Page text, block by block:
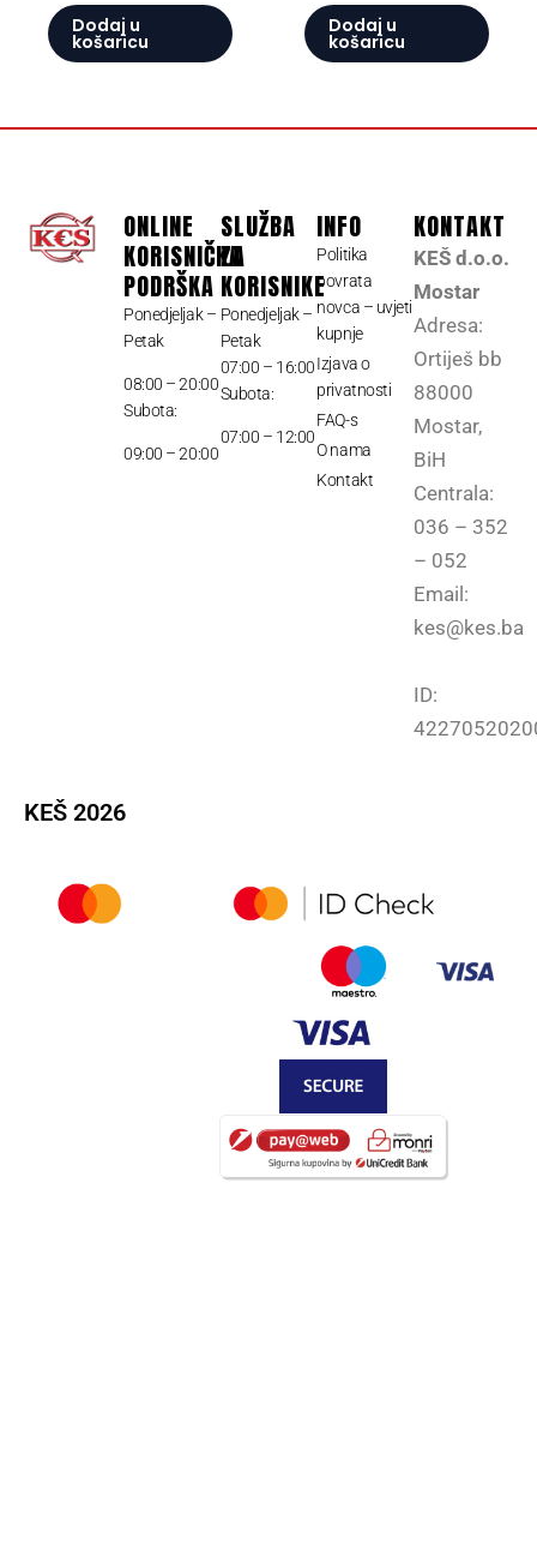
Dodaj u
košaricu
Dodaj u
košaricu
ONLINE
KORISNIČKA
PODRŠKA
Ponedjeljak –
Petak
08:00 – 20:00
Subota:
09:00 – 20:00
SLUŽBA
ZA
KORISNIKE
Ponedjeljak –
Petak
07:00 – 16:00
Subota:
07:00 – 12:00
INFO
Politika
povrata
novca – uvjeti
kupnje
Izjava o
privatnosti
FAQ-s
O nama
Kontakt
KONTAKT
KEŠ d.o.o.
Mostar
Adresa:
Ortiješ bb
88000
Mostar,
BiH
Centrala:
036 – 352
– 052
Email:
kes@kes.ba
ID:
KEŠ 2026